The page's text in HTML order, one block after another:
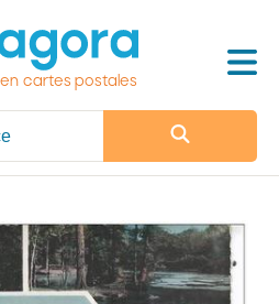
cartes postales